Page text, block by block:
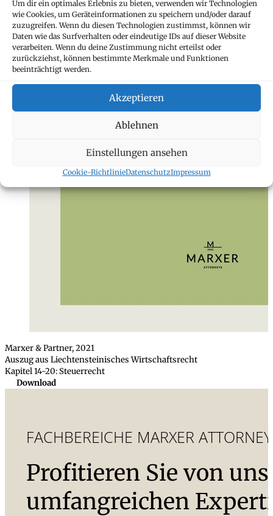
Um dir ein optimales Erlebnis zu bieten, verwenden wir Technologien
wie Cookies, um Geräteinformationen zu speichern und/oder darauf
zuzugreifen. Wenn du diesen Technologien zustimmst, können wir
Daten wie das Surfverhalten oder eindeutige IDs auf dieser Website
verarbeiten. Wenn du deine Zustimmung nicht erteilst oder
zurückziehst, können bestimmte Merkmale und Funktionen
beeinträchtigt werden.
Akzeptieren
Ablehnen
Einstellungen ansehen
Cookie-RichtlinieDatenschutzImpressum
Marxer & Partner, 2021
Auszug aus Liechtensteinisches Wirtschaftsrecht
Kapitel 14-20: Steuerrecht
Download
FACHBEREICHE MARXER
Profitieren Sie von
umfangreichen